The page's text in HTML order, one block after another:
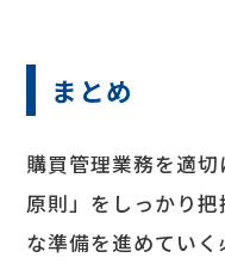
まとめ
購買管理業務を適
原則」をしっかり
な準備を進めていく